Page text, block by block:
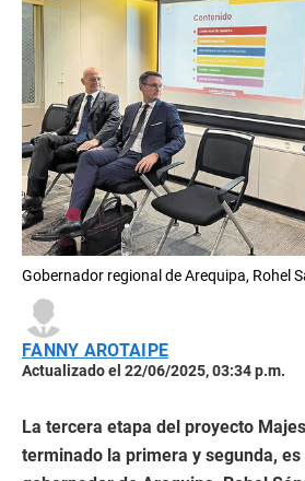
Gobernador regional de Arequipa, Rohel
FANNY AROTAIPE
Actualizado el 22/06/2025, 03:34 p.m.
La tercera etapa del proyecto
terminado la primera y segunda,